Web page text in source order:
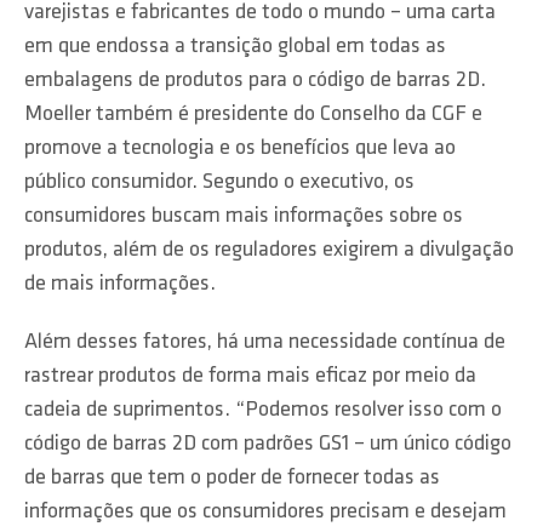
varejistas e fabricantes de todo o mundo – uma carta
em que endossa a transição global em todas as
embalagens de produtos para o código de barras 2D.
Moeller também é presidente do Conselho da CGF e
promove a tecnologia e os benefícios que leva ao
público consumidor. Segundo o executivo, os
consumidores buscam mais informações sobre os
produtos, além de os reguladores exigirem a divulgação
de mais informações.
Além desses fatores, há uma necessidade contínua de
rastrear produtos de forma mais eficaz por meio da
cadeia de suprimentos. “Podemos resolver isso com o
código de barras 2D com padrões GS1 – um único código
de barras que tem o poder de fornecer todas as
informações que os consumidores precisam e desejam